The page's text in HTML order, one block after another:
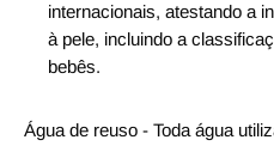
internacionais, atestando a
à pele, incluindo a
bebês.
Água de reuso - Toda água